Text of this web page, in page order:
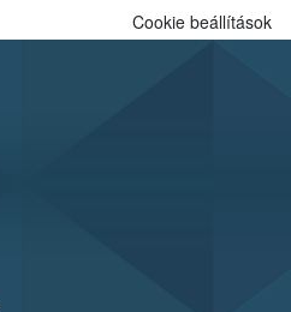
Cookie beállítások